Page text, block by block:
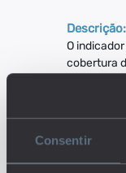
Consentir
Descrição:
O
cobertura
população-
rácio do